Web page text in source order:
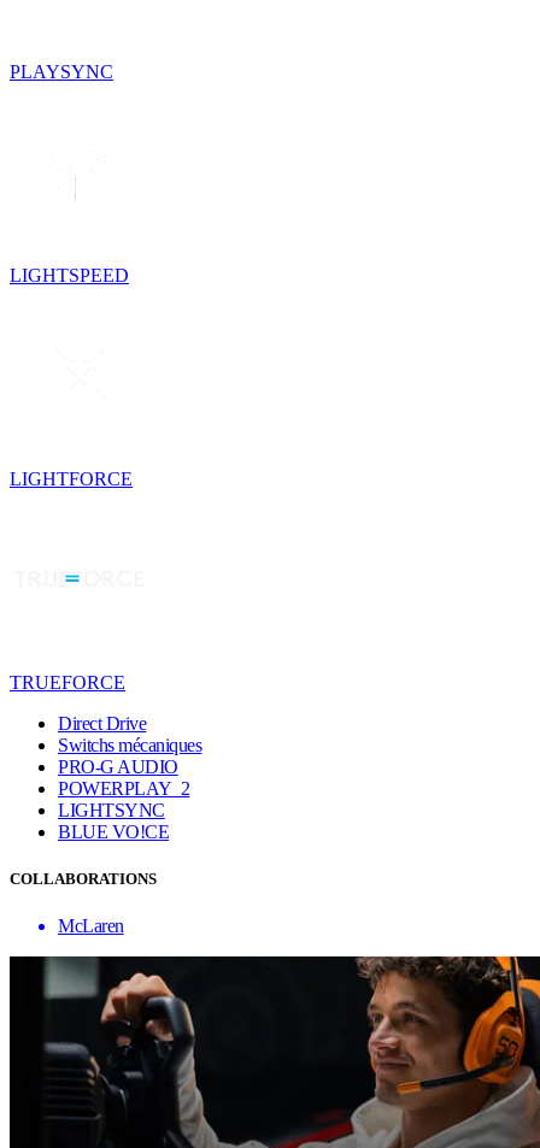
PLAYSYNC
LIGHTSPEED
LIGHTFORCE
TRUEFORCE
Direct Drive
Switchs mécaniques
PRO-G AUDIO
POWERPLAY 2
LIGHTSYNC
BLUE VO!CE
COLLABORATIONS
McLaren